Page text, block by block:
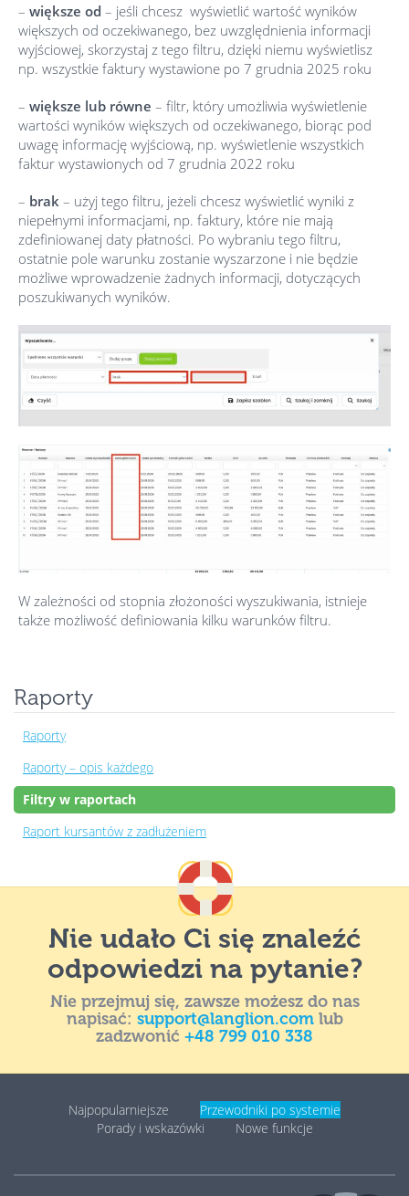
– większe od – jeśli chcesz wyświetlić wartość wyników
większych od oczekiwanego, bez uwzględnienia informacji
wyjściowej, skorzystaj z tego filtru, dzięki niemu wyświetlisz
np. wszystkie faktury wystawione po 7 grudnia 2025 roku
– większe lub równe – filtr, który umożliwia wyświetlenie
wartości wyników większych od oczekiwanego, biorąc pod
uwagę informację wyjściową, np. wyświetlenie wszystkich
faktur wystawionych od 7 grudnia 2022 roku
– brak – użyj tego filtru, jeżeli chcesz wyświetlić wyniki z
niepełnymi informacjami, np. faktury, które nie mają
zdefiniowanej daty płatności. Po wybraniu tego filtru,
ostatnie pole warunku zostanie wyszarzone i nie będzie
możliwe wprowadzenie żadnych informacji, dotyczących
poszukiwanych wyników.
W zależności od stopnia złożoności wyszukiwania, istnieje
także możliwość definiowania kilku warunków filtru.
Raporty
Raporty
Raporty – opis każdego
Filtry w raportach
Raport kursantów z zadłużeniem
Nie udało Ci się znaleźć
odpowiedzi na pytanie?
Nie przejmuj się, zawsze możesz do nas
napisać: support@langlion.comlub
zadzwonić +48 799 010 338
Najpopularniejsze
Przewodniki po systemie
Porady i wskazówki
Nowe funkcje